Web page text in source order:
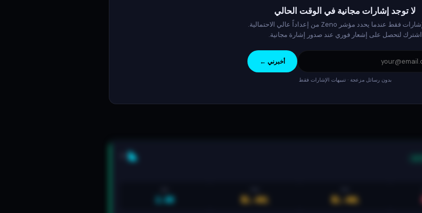
لا توجد إشارات مجانية في الوقت الحالي
ننشر الإشارات فقط عندما يحدد مؤشر Zeno من إعداداً عالي الاحتمالية.
اشترك لتحصل على إشعار فوري عند صدور إشارة مجانية.
أخبرني ←
بدون رسائل مزعجة · تنبيهات الإشارات فقط
5/5
$1.401
$1.461
2.6R